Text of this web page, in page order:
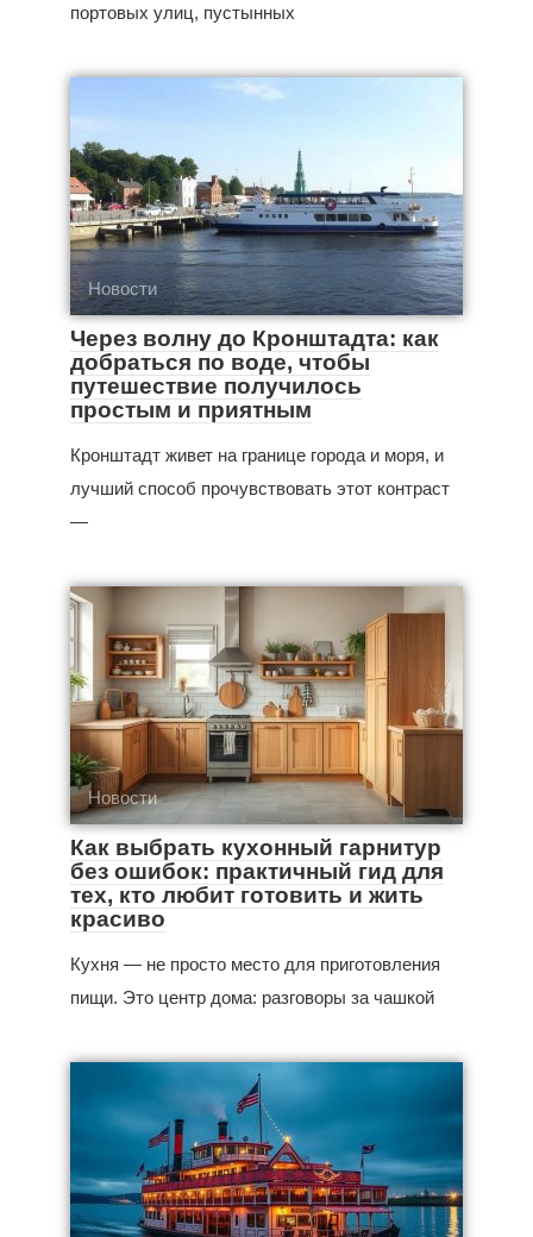
портовых улиц, пустынных
Новости
Через волну до Кронштадта: как
добраться по воде, чтобы
путешествие получилось
простым и приятным
Кронштадт живет на границе города и моря, и
лучший способ прочувствовать этот контраст
—
Новости
Как выбрать кухонный гарнитур
без ошибок: практичный гид для
тех, кто любит готовить и жить
красиво
Кухня — не просто место для приготовления
пищи. Это центр дома: разговоры за чашкой